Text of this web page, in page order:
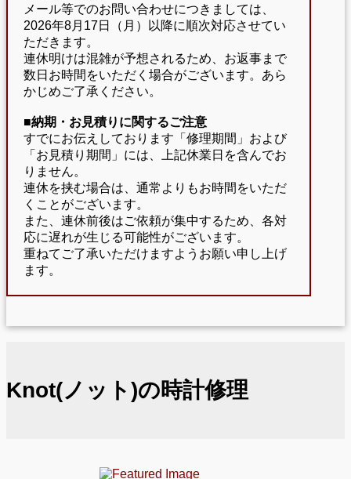
メール等でのお問い合わせにつきましては、
2026年8月17日（月）以降に順次対応させてい
ただきます。
連休明けは混雑が予想されるため、お返事まで
数日お時間をいただく場合がございます。あら
かじめご了承ください。
■納期・お見積りに関するご注意
すでにお伝えしております「修理期間」および
「お見積り期間」には、上記休業日を含んでお
りません。
連休を挟む場合は、通常よりもお時間をいただ
くことがございます。
また、連休前後はご依頼が集中するため、各対
応に遅れが生じる可能性がございます。
重ねてご了承いただけますようお願い申し上げ
ます。
Knot(ノット)の時計修理